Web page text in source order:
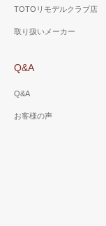
TOTOリモデルクラブ店
取り扱いメーカー
Q&A
Q&A
お客様の声